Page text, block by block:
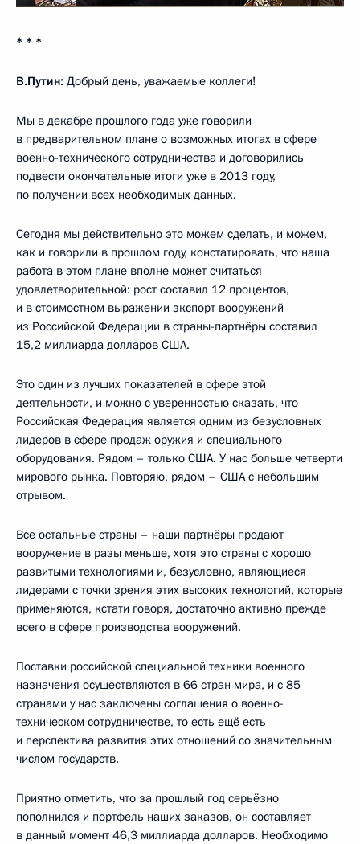
* * *
В.Путин: Добрый день, уважаемые коллеги!
Мы в декабре прошлого года уже говорили
в предварительном плане о возможных итогах в сфере
военно-технического сотрудничества и договорились
подвести окончательные итоги уже в 2013 году,
по получении всех необходимых данных.
Сегодня мы действительно это можем сделать, и можем,
как и говорили в прошлом году, констатировать, что наша
работа в этом плане вполне может считаться
удовлетворительной: рост составил 12 процентов,
и в стоимостном выражении экспорт вооружений
из Российской Федерации в страны-партнёры составил
15,2 миллиарда долларов США.
Это один из лучших показателей в сфере этой
деятельности, и можно с уверенностью сказать, что
Российская Федерация является одним из безусловных
лидеров в сфере продаж оружия и специального
оборудования. Рядом – только США. У нас больше четверти
мирового рынка. Повторяю, рядом – США с небольшим
отрывом.
Все остальные страны – наши партнёры продают
вооружение в разы меньше, хотя это страны с хорошо
развитыми технологиями и, безусловно, являющиеся
лидерами с точки зрения этих высоких технологий, которые
применяются, кстати говоря, достаточно активно прежде
всего в сфере производства вооружений.
Поставки российской специальной техники военного
назначения осуществляются в 66 стран мира, и с 85
странами у нас заключены соглашения о военно-
техническом сотрудничестве, то есть ещё есть
и перспектива развития этих отношений со значительным
числом государств.
Приятно отметить, что за прошлый год серьёзно
пополнился и портфель наших заказов, он составляет
в данный момент 46,3 миллиарда долларов. Необходимо